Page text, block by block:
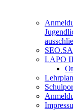
LAPO